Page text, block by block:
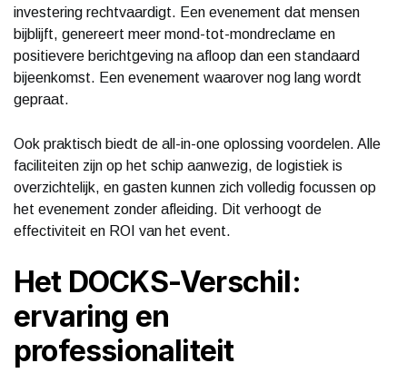
investering rechtvaardigt. Een evenement dat mensen
bijblijft, genereert meer mond-tot-mondreclame en
positievere berichtgeving na afloop dan een standaard
bijeenkomst. Een evenement waarover nog lang wordt
gepraat.
Ook praktisch biedt de all-in-one oplossing voordelen. Alle
faciliteiten zijn op het schip aanwezig, de logistiek is
overzichtelijk, en gasten kunnen zich volledig focussen op
het evenement zonder afleiding. Dit verhoogt de
effectiviteit en ROI van het event.
Het DOCKS-Verschil:
ervaring en
professionaliteit